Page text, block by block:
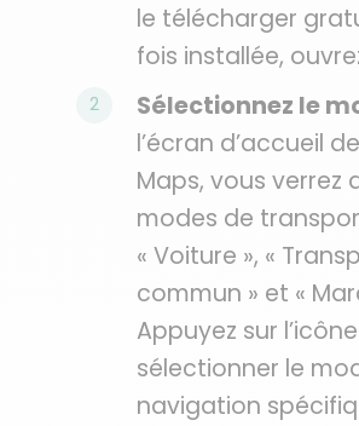
le télécharger
fois installée,
Sélectionnez le
l’écran d’accueil
Maps, vous verrez
modes de
« Voiture », «
commun » et «
Appuyez sur
sélectionner le
navigation